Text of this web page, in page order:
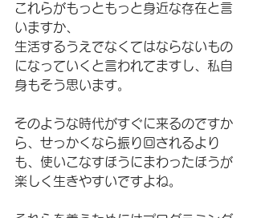
これらがもっともっと身近な存在と言
いますか、
生活するうえでなくてはならないもの
になっていくと言われてますし、私自
身もそう思います。
そのような時代がすぐに来るのですか
ら、せっかくなら振り回されるより
も、使いこなすほうにまわったほうが
楽しく生きやすいですよね。